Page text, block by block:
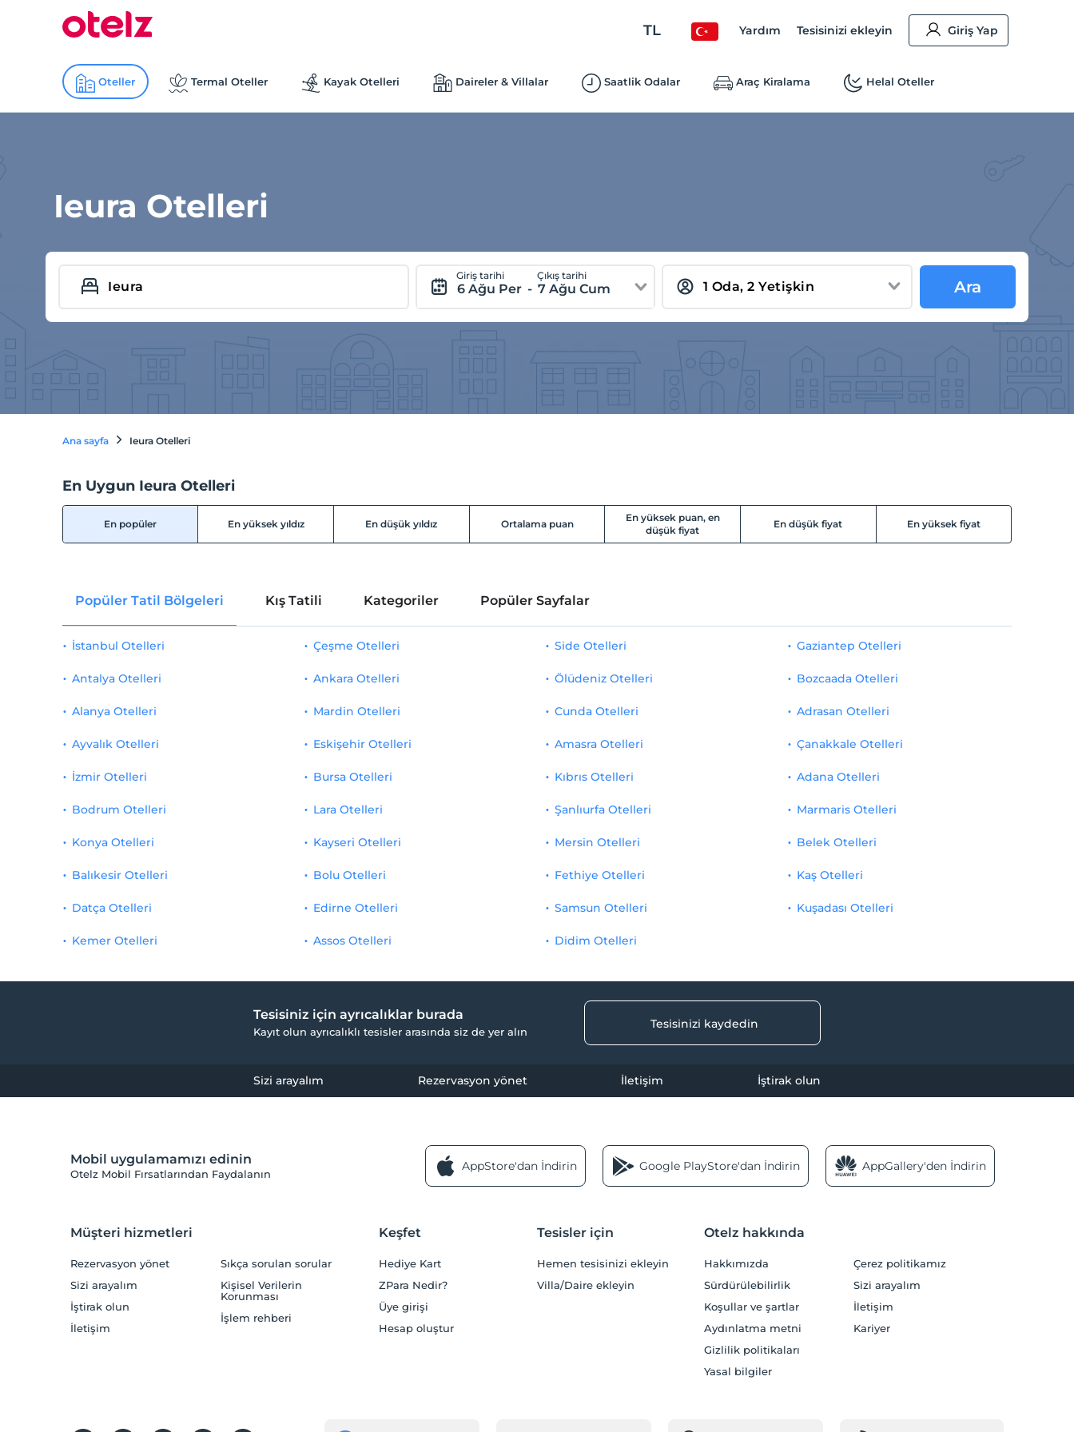
TL Yardım Tesisinizi ekleyin Giriş Yap
Oteller Termal Oteller Kayak Otelleri Daireler & Villalar Saatlik Odalar Araç Kiralama Helal Oteller
Ieura Otelleri
Giriş tarihi
6 Ağu Per -
Çıkış tarihi
7 Ağu Cum Ara
Ana sayfa Ieura Otelleri
En Uygun Ieura Otelleri
En popüler En yüksek yıldız En düşük yıldız Ortalama puan
En yüksek puan, en
düşük fiyat
En düşük fiyat En yüksek fiyat
Popüler Tatil Bölgeleri Kış Tatili Kategoriler Popüler Sayfalar
İstanbul Otelleri
Antalya Otelleri
Alanya Otelleri
Ayvalık Otelleri
İzmir Otelleri
Çeşme Otelleri
Ankara Otelleri
Mardin Otelleri
Eskişehir Otelleri
Bursa Otelleri
Side Otelleri
Ölüdeniz Otelleri
Cunda Otelleri
Amasra Otelleri
Kıbrıs Otelleri
Gaziantep Otelleri
Bozcaada Otelleri
Adrasan Otelleri
Çanakkale Otelleri
Adana Otelleri
Bodrum Otelleri
Konya Otelleri
Balıkesir Otelleri
Datça Otelleri
Kemer Otelleri
Lara Otelleri
Kayseri Otelleri
Bolu Otelleri
Edirne Otelleri
Assos Otelleri
Şanlıurfa Otelleri
Mersin Otelleri
Fethiye Otelleri
Samsun Otelleri
Didim Otelleri
Marmaris Otelleri
Belek Otelleri
Kaş Otelleri
Kuşadası Otelleri
Tesisiniz için ayrıcalıklar burada
Kayıt olun ayrıcalıklı tesisler arasında siz de yer alın
Tesisinizi kaydedin
Sizi arayalım Rezervasyon yönet İletişim İştirak olun
Mobil uygulamamızı edinin
Otelz Mobil Fırsatlarından Faydalanın
AppStore'dan İndirin Google PlayStore'dan İndirin AppGallery'den İndirin
Müşteri hizmetleri
Rezervasyon yönet
Sizi arayalım
İştirak olun
İletişim
Sıkça sorulan sorular
Kişisel Verilerin
Korunması
İşlem rehberi
Keşfet
Hediye Kart
ZPara Nedir?
Üye girişi
Hesap oluştur
Tesisler için
Hemen tesisinizi ekleyin
Villa/Daire ekleyin
Otelz hakkında
Hakkımızda
Sürdürülebilirlik
Koşullar ve şartlar
Aydınlatma metni
Gizlilik politikaları
Yasal bilgiler
Çerez politikamız
Sizi arayalım
İletişim
Kariyer